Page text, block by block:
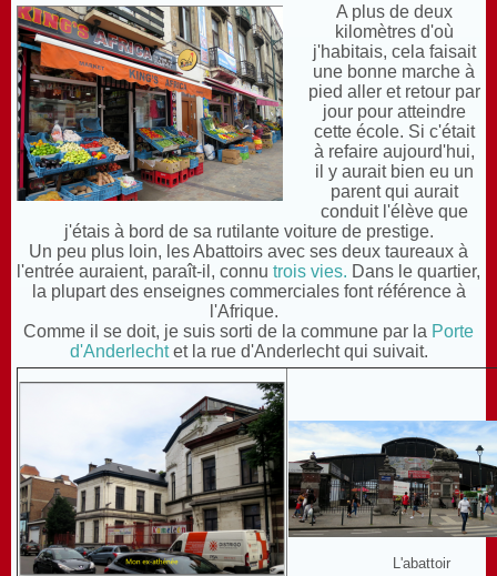
A plus de deux
kilomètres d'où
j'habitais, cela faisait
une bonne marche à
pied aller et retour par
jour pour atteindre
cette école. Si c'était
à refaire aujourd'hui,
il y aurait bien eu un
parent qui aurait
conduit l'élève que
j'étais à bord de sa rutilante voiture de prestige.
Un peu plus loin, les Abattoirs avec ses deux taureaux à
l'entrée auraient, paraît-il, connu trois vies. Dans le quartier,
la plupart des enseignes commerciales font référence à
l'Afrique.
Comme il se doit, je suis sorti de la commune par la Porte
d'Anderlechtet la rue d'Anderlecht qui suivait.
L'abattoir